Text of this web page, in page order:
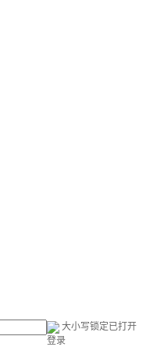
大小写锁定已打开
登录